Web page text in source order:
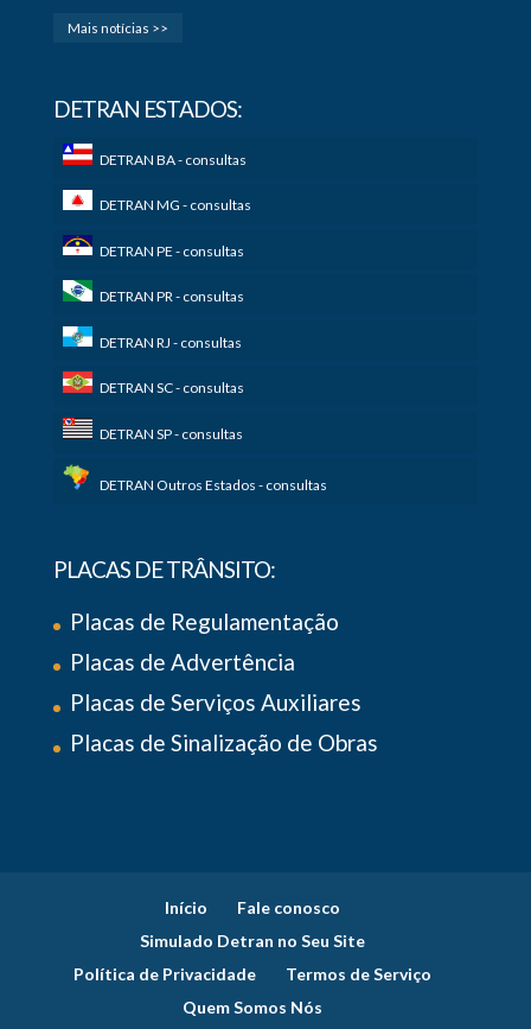
Mais notícias >>
DETRAN ESTADOS:
DETRAN BA - consultas
DETRAN MG - consultas
DETRAN PE - consultas
DETRAN PR - consultas
DETRAN RJ - consultas
DETRAN SC - consultas
DETRAN SP - consultas
DETRAN Outros Estados - consultas
PLACAS DE TRÂNSITO:
Placas de Regulamentação
Placas de Advertência
Placas de Serviços Auxiliares
Placas de Sinalização de Obras
Início
Fale conosco
Simulado Detran no Seu Site
Política de Privacidade
Termos de Serviço
Quem Somos Nós